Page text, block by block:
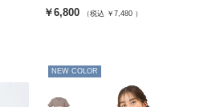
￥6,800 （税込 ￥7,480 ）
NEW COLOR